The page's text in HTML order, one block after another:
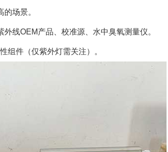
场景。
线OEM产品、校准源、水中臭氧测量仪。
组件（仅紫外灯需关注）。